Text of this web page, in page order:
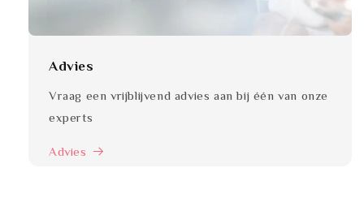
Advies
Vraag een vrijblijvend advies aan bij één van onze
experts
Advies